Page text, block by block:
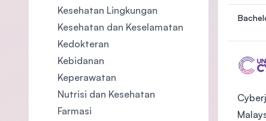
Kesehatan Lingkungan
Kesehatan dan Keselamatan
Kedokteran
Kebidanan
Keperawatan
Nutrisi dan Kesehatan
Farmasi